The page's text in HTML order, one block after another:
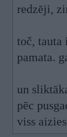
redzēji,
toč, tauta
pamata.
un
pēc
viss